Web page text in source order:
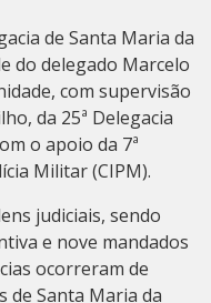
de Santa Maria da
do delegado Marcelo
com supervisão
da 25ª Delegacia
o apoio da 7ª
Militar (CIPM).
judiciais, sendo
e nove mandados
ocorreram de
de Santa Maria da